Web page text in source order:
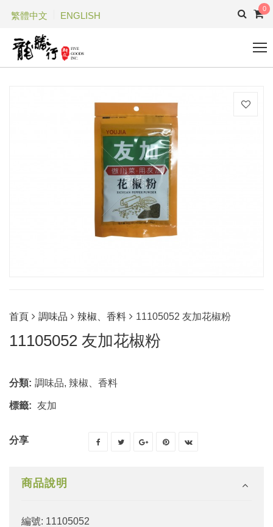
繁體中文 ENGLISH
0
首頁 調味品 辣椒、香料 11105052 友加花椒粉
11105052 友加花椒粉
分類: 調味品, 辣椒、香料
標籤: 友加
分享
商品說明
編號: 11105052